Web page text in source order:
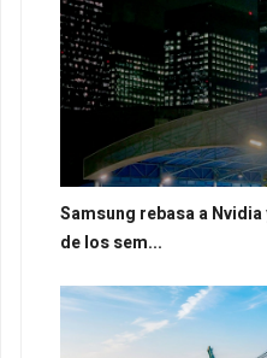
Samsung rebasa a
de los sem...